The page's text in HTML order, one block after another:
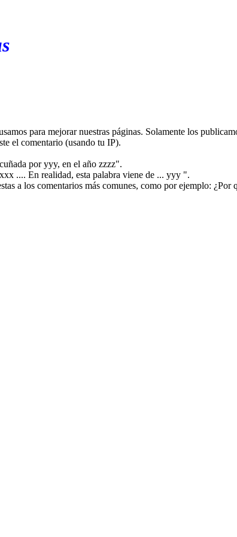
para mejorar nuestras páginas. Solamente los
el comentario (usando tu IP).
por yyy, en el año zzzz".
.... En realidad, esta palabra viene de ... yyy ".
a los comentarios más comunes, como por ejemplo: ¿Por